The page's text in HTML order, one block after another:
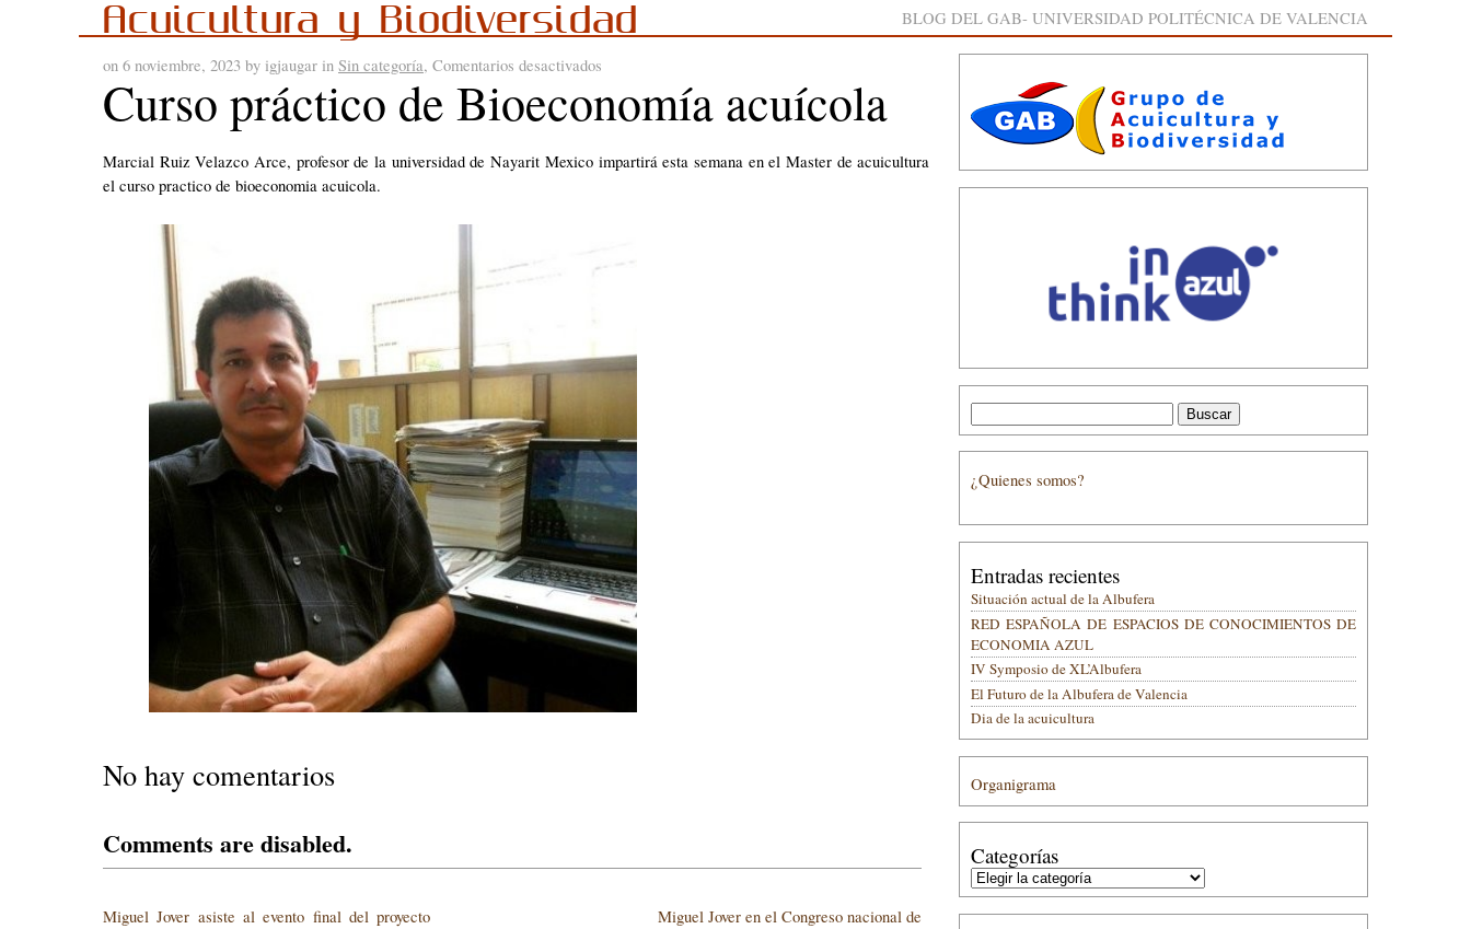
Acuicultura y Biodiversidad BLOG DEL GAB- UNIVERSIDAD POLITÉCNICA DE VALENCIA
on 6 noviembre, 2023 by igjaugar in Sin categoría, Comentarios desactivadosen
práctico
Bioeconomía
Curso práctico de Bioeconomía acuícola
Marcial Ruiz Velazco Arce, profesor de la universidad de Nayarit Mexico impartirá esta semana en el Master de acuicultura
el curso practico de bioeconomia acuicola.
No hay comentarios
Comments are disabled.
Miguel Jover asiste al evento final del proyecto
Miguel Jover en el Congreso nacional de
¿Quienes somos?
Entradas recientes
Situación actual de la Albufera
RED ESPAÑOLA DE ESPACIOS DE CONOCIMIENTOS DE
ECONOMIA AZUL
IV Symposio de XL’Albufera
El Futuro de la Albufera de Valencia
Dia de la acuicultura
Organigrama
Categorías
Categorías